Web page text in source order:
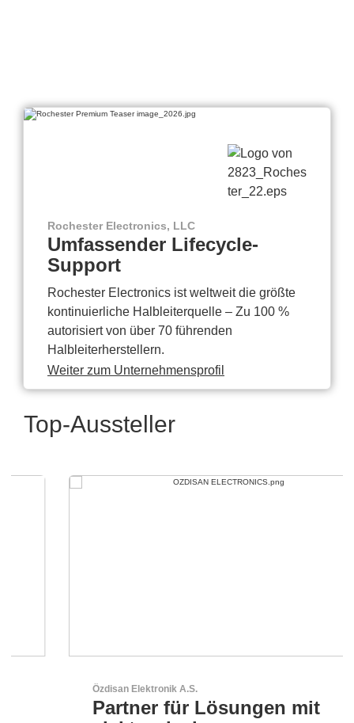
Rochester Electronics, LLC
Umfassender Lifecycle-
Support
Rochester Electronics ist weltweit die größte
kontinuierliche Halbleiterquelle – Zu 100 %
autorisiert von über 70 führenden
Halbleiterherstellern.
Weiter zum Unternehmensprofil
Top-Aussteller
Özdisan Elektronik A.S.
Partner für Lösungen mit